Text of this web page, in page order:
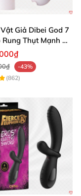
Giả Dibei God 7
Thụt Mạnh Mẽ
Kích Thích
-43%
(862)